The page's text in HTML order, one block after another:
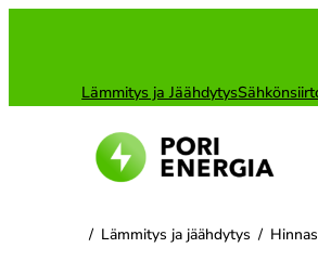
Lämmitys ja Jäähdytys
/ Lämmitys ja jäähdytys /